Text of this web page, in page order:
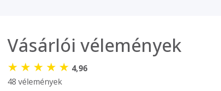
Vásárlói vélemények
★ ★ ★ ★ ★ 4,96
48 vélemények